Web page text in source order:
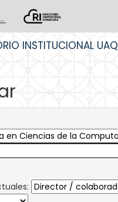
INSTITUCIONAL UAQ